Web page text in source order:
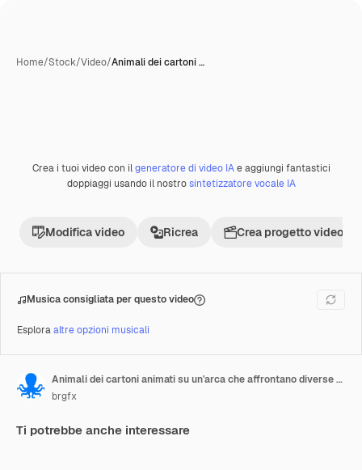
Home/Stock/Video/Animali dei cartoni …
Premium
Crea i tuoi video con ilgeneratore di video IAe aggiungi fantastici
doppiaggi usando il nostrosintetizzatore vocale IA
Modifica video Ricrea Crea progetto video
Musica consigliata per questo video
Esploraaltre opzioni musicali
Animali dei cartoni animati su un'arca che affrontano diverse condizioni meteorologiche.
brgfx
Ti potrebbe anche interessare